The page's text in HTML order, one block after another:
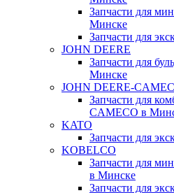
Запчасти для
Минске
Запчасти для
JOHN DEERE
Запчасти для
Минске
JOHN DEERE-
Запчасти для
CAMECO в
KATO
Запчасти для
KOBELCO
Запчасти для
в Минске
Запчасти для